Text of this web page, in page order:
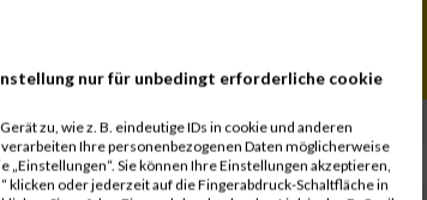
15537 Erkner Ironman
060 Hokkaido Ironman
nur für unbedingt erforderliche cookie
zu, wie z. B. eindeutige IDs in cookie und anderen
Ihre personenbezogenen Daten möglicherweise
Sie können Ihre Einstellungen akzeptieren,
klicken oder jederzeit auf die Fingerabdruck-Schaltfläche in